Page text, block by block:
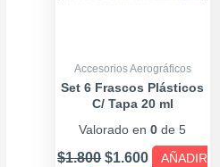
Accesorios Aerográficos
Set 6 Frascos Plásticos
C/ Tapa 20 ml
Valorado en0 de 5
$1.800 $1.600
AÑADIR